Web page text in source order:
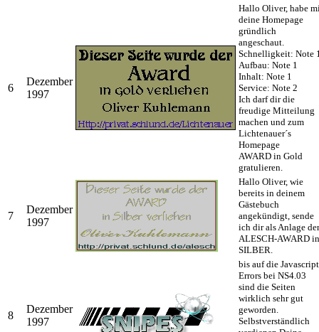
6
Dezember
1997
Hallo Oliver, habe
deine Homepage
gründlich
angeschaut.
Schnelligkeit: Note
Aufbau: Note 1
Inhalt: Note 1
Service: Note 2
Ich darf dir die
freudige Mitteilung
machen und zum
Lichtenauer´s
Homepage
AWARD in Gold
gratulieren.
7
Dezember
1997
Hallo Oliver, wie
bereits in deinem
Gästebuch
angekündigt, sende
ich dir als Anlage
ALESCH-AWARD in
SILBER.
8
Dezember
1997
bis auf die
Errors bei NS4.03
sind die Seiten
wirklich sehr gut
geworden.
Selbstverständlich